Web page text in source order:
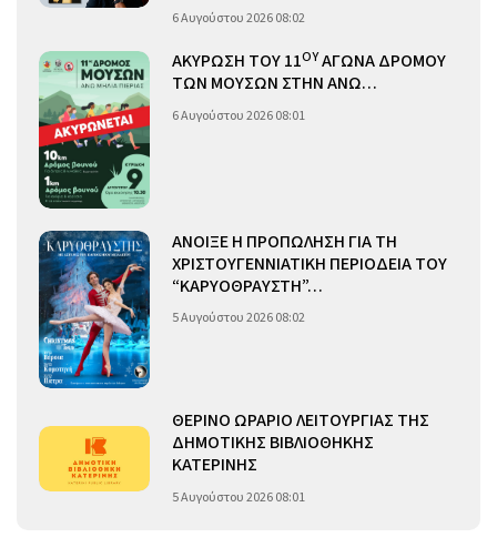
6 Αυγούστου 2026 08:02
ΑΚΥΡΩΣΗ ΤΟΥ 11ΟΥΑΓΩΝΑ ΔΡΟΜΟΥ
ΤΩΝ ΜΟΥΣΩΝ ΣΤΗΝ ΑΝΩ…
6 Αυγούστου 2026 08:01
ΑΝΟΙΞΕ Η ΠΡΟΠΩΛΗΣΗ ΓΙΑ ΤΗ
ΧΡΙΣΤΟΥΓΕΝΝΙΑΤΙΚΗ ΠΕΡΙΟΔΕΙΑ ΤΟΥ
“ΚΑΡΥΟΘΡΑΥΣΤΗ”…
5 Αυγούστου 2026 08:02
ΘΕΡΙΝΟ ΩΡΑΡΙΟ ΛΕΙΤΟΥΡΓΙΑΣ ΤΗΣ
ΔΗΜΟΤΙΚΗΣ ΒΙΒΛΙΟΘΗΚΗΣ
ΚΑΤΕΡΙΝΗΣ
5 Αυγούστου 2026 08:01